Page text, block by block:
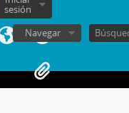
sesión
Navegar